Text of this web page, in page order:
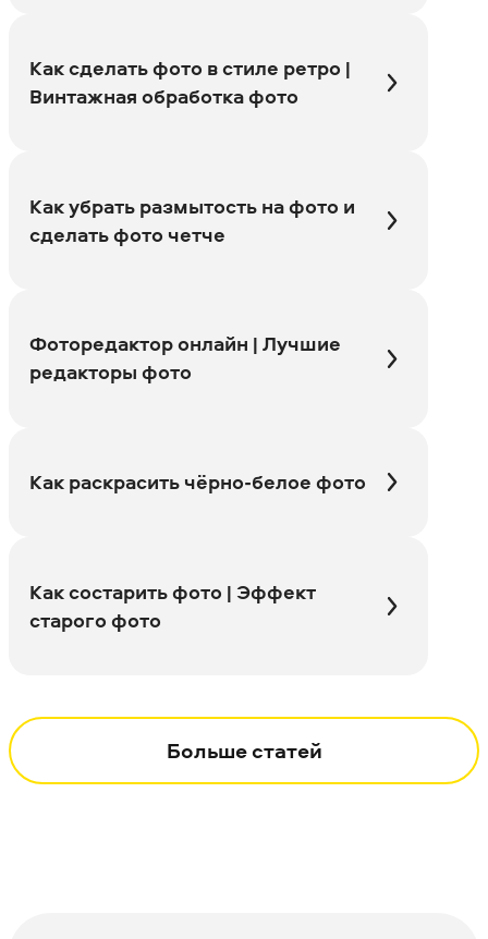
Как сделать фото в стиле ретро |
Винтажная обработка фото
Как убрать размытость на фото и
сделать фото четче
Фоторедактор онлайн | Лучшие
редакторы фото
Как раскрасить чёрно-белое фото
Как состарить фото | Эффект
старого фото
Больше статей